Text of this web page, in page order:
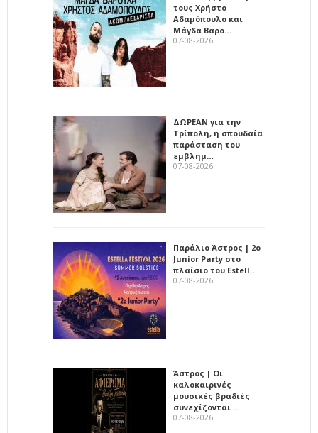
τους Χρήστο
Αδαμόπουλο και
Μάγδα Βαρο…
07-08-2026
ΔΩΡΕΑΝ για την
Τρίπολη, η σπουδαία
παράσταση του
εμβλημ…
07-08-2026
Παράλιο Άστρος | 2ο
Junior Party στο
πλαίσιο του Estell…
07-08-2026
Άστρος | Οι
καλοκαιρινές
μουσικές βραδιές
συνεχίζονται …
07-08-2026